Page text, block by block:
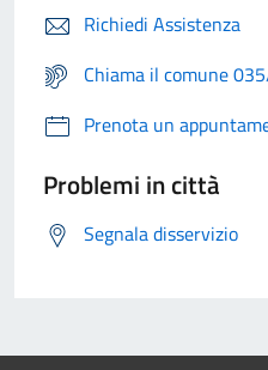
Richiedi Assistenza
Chiama il comune
Prenota un
Problemi in città
Segnala disservizio